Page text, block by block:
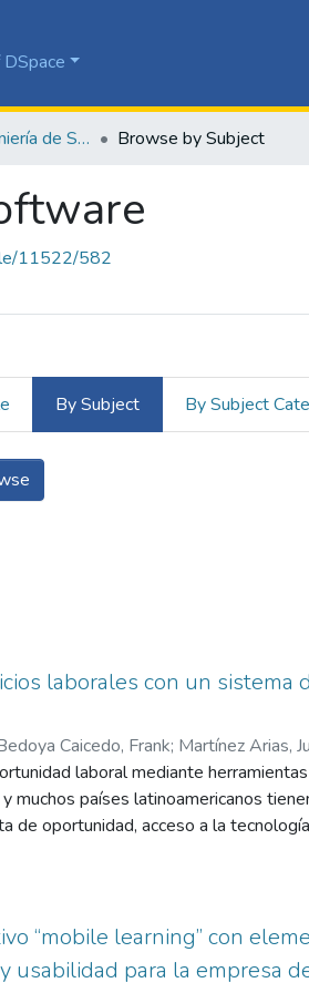
Maestría en Ingeniería de Software Browse by Subject
11522/582
By Subject By Subject
by Subject
laborales con un sistema
Caicedo, Frank; Martínez Arias,
laboral mediante
muchos países latinoamericanos
de oportunidad, acceso a la
a la sociedad, oportunidad
“mobile learning” con
usabilidad para la empresa